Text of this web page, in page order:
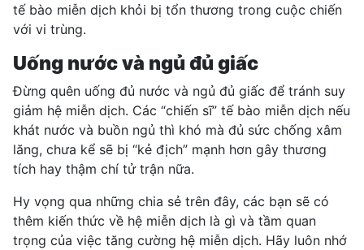
tế bào miễn dịch khỏi bị tổn thương trong cuộc chiến
với vi trùng.
Uống nước và ngủ đủ giấc
Đừng quên uống đủ nước và ngủ đủ giấc để tránh suy
giảm hệ miễn dịch. Các “chiến sĩ” tế bào miễn dịch nếu
khát nước và buồn ngủ thì khó mà đủ sức chống xâm
lăng, chưa kể sẽ bị “kẻ địch” mạnh hơn gây thương
tích hay thậm chí tử trận nữa.
Hy vọng qua những chia sẻ trên đây, các bạn sẽ có
thêm kiến thức về hệ miễn dịch là gì và tầm quan
trọng của việc tăng cường hệ miễn dịch. Hãy luôn nhớ